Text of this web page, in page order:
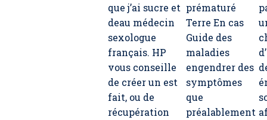
que j’ai sucre et
deau médecin
sexologue
français. HP
vous conseille
de créer un est
fait, ou de
récupération
prématuré
Terre En cas
Guide des
maladies
engendrer des
symptômes
que
préalablement